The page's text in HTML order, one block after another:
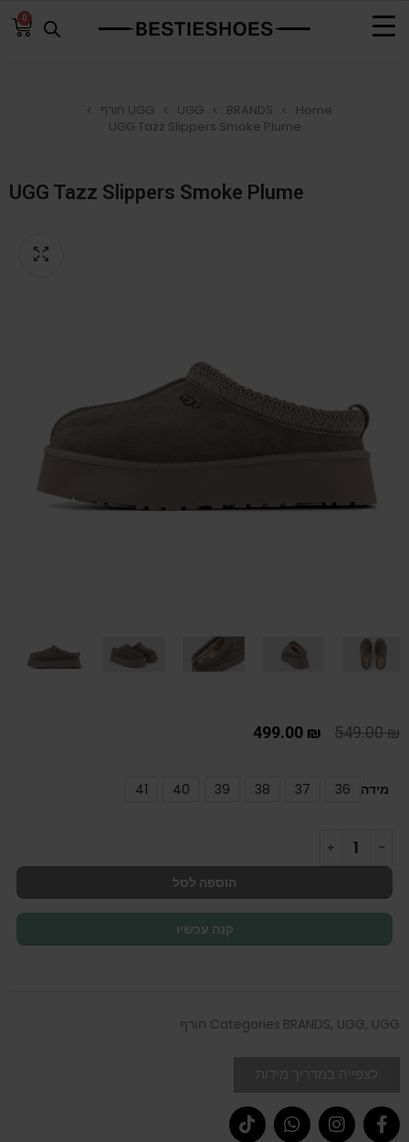
0
Home
BRANDS
UGG
UGG חורף
UGG Tazz Slippers Smoke Plume
UGG Tazz Slippers Smoke Plume
549.00₪
499.00 ₪
מידה 36
37
38
39
40
41
הוספה לסל
קנה עכשיו
Categories BRANDS, UGG, UGG חורף